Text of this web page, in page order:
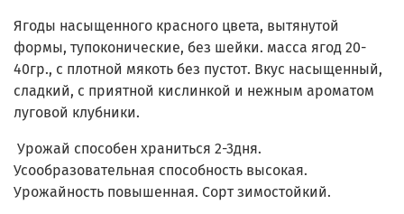
Ягоды насыщенного красного цвета, вытянутой
формы, тупоконические, без шейки. масса ягод 20-
40гр., с плотной мякоть без пустот. Вкус насыщенный,
сладкий, с приятной кислинкой и нежным ароматом
луговой клубники.
Урожай способен храниться 2-3дня.
Усообразовательная способность высокая.
Урожайность повышенная. Сорт зимостойкий.